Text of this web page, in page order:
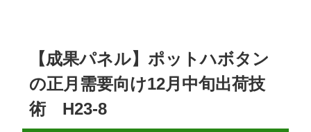
【成果パネル】ポットハボタン
の正月需要向け12月中旬出荷技
術 H23-8